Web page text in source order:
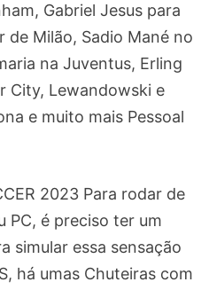
Gabriel Jesus para
de Milão, Sadio Mané no
na Juventus, Erling
City, Lewandowski e
e muito mais Pessoal
2023 Para rodar de
PC, é preciso ter um
simular essa sensação
há umas Chuteiras com